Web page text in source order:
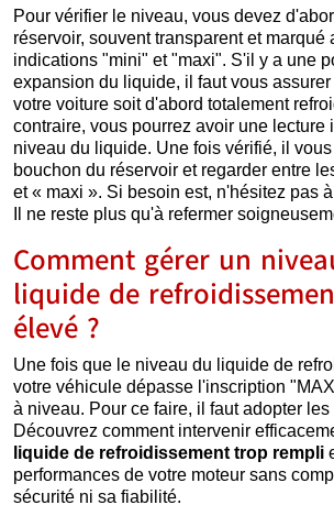
Pour vérifier le niveau, vous devez
réservoir, souvent transparent et marqué
indications "mini" et "maxi". S'il y a une
expansion du liquide, il faut vous
votre voiture soit d'abord totalement
contraire, vous pourrez avoir une lecture
niveau du liquide. Une fois vérifié, il
bouchon du réservoir et regarder entre
et « maxi ». Si besoin est, n'hésitez pas
Il ne reste plus qu'à refermer
Comment gérer un
liquide de
élevé ?
Une fois que le niveau du liquide de
votre véhicule dépasse l'inscription
à niveau. Pour ce faire, il faut adopter
Découvrez comment intervenir
liquide de refroidissement trop rempli
performances de votre moteur sans
sécurité ni sa fiabilité.